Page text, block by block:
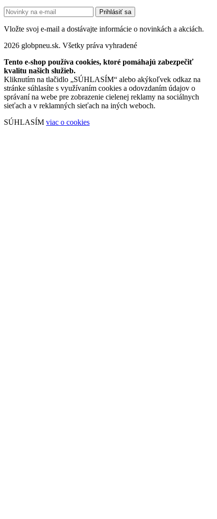
Prihlásiť sa
Vložte svoj e-mail a dostávajte informácie o novinkách a akciách.
2026 globpneu.sk. Všetky práva vyhradené
Tento e-shop používa cookies, ktoré pomáhajú zabezpečiť
kvalitu našich služieb.
Kliknutím na tlačidlo „SÚHLASÍM“ alebo akýkoľvek odkaz na
stránke súhlasíte s využívaním cookies a odovzdaním údajov o
správaní na webe pre zobrazenie cielenej reklamy na sociálnych
sieťach a v reklamných sieťach na iných weboch.
SÚHLASÍM viac o cookies